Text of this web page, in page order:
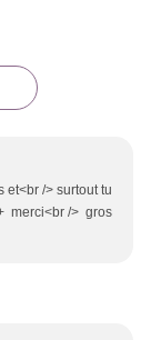
et<br /> surtout tu
merci<br /> gros